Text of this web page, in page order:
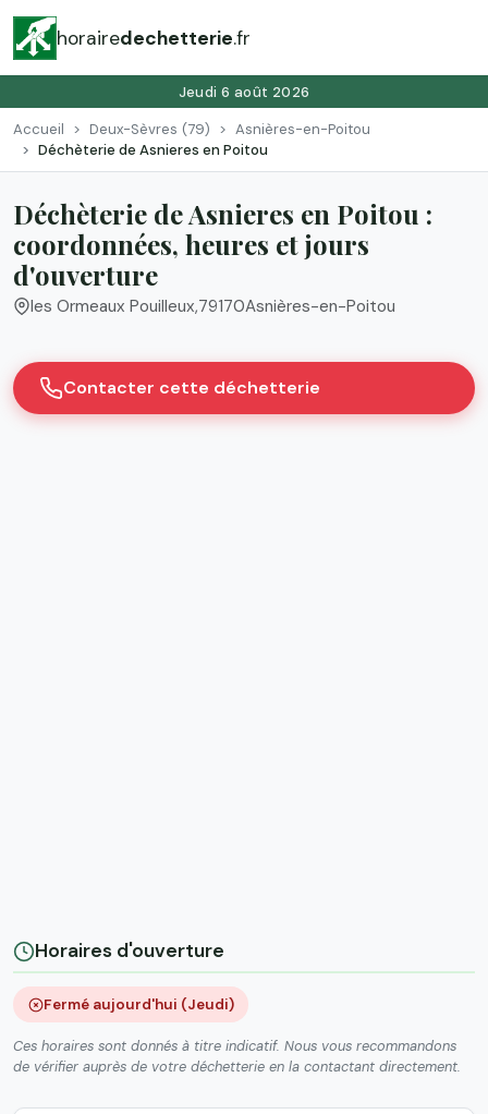
horairedechetterie.fr
Jeudi 6 août 2026
Accueil Deux-Sèvres (79)
Asnières-en-Poitou
Déchèterie de Asnieres en Poitou
Déchèterie de Asnieres en Poitou :
coordonnées, heures et jours
d'ouverture
les Ormeaux Pouilleux,79170Asnières-en-Poitou
Contacter cette déchetterie
Horaires d'ouverture
Fermé aujourd'hui (Jeudi)
Ces horaires sont donnés à titre indicatif. Nous vous recommandons
de vérifier auprès de votre déchetterie en la contactant directement.